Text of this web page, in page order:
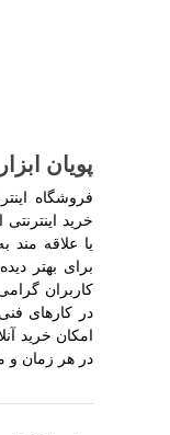
پویان
فروشگاه
خرید
یا علاقه
برای بهتر
کاربران
در کارهای
امکان خرید
در هر زمان و